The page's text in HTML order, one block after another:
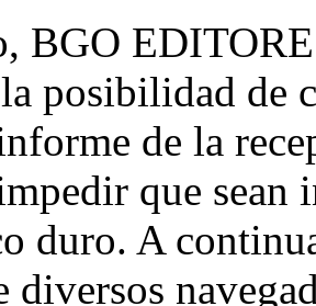
BGO
posibilidad de
de la
que sean
duro. A
diversos